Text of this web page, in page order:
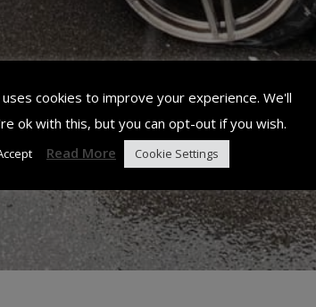
cookies to improve your experience. We'll
ok with this, but you can opt-out if you wish.
Read More Cookie Settings